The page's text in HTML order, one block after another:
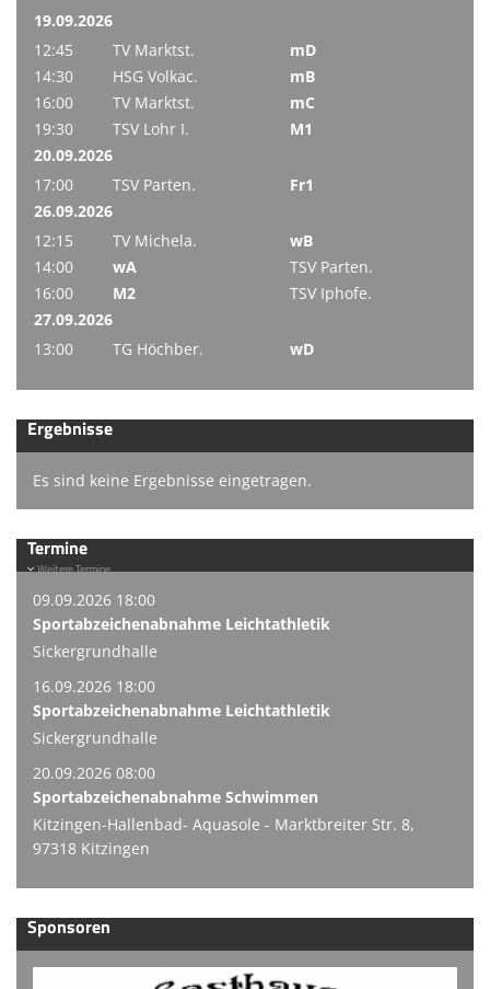
19.09.2026
12:45
TV Marktst.
mD
14:30
HSG Volkac.
mB
16:00
TV Marktst.
mC
19:30
TSV Lohr I.
M1
20.09.2026
17:00
TSV Parten.
Fr1
26.09.2026
12:15
TV Michela.
wB
14:00
wA
TSV Parten.
16:00
M2
TSV Iphofe.
27.09.2026
13:00
TG Höchber. wD
Ergebnisse
Es sind keine Ergebnisse eingetragen.
Termine
Weitere Termine
09.09.2026 18:00
Sportabzeichenabnahme Leichtathletik
Sickergrundhalle
16.09.2026 18:00
Sportabzeichenabnahme Leichtathletik
Sickergrundhalle
20.09.2026 08:00
Sportabzeichenabnahme Schwimmen
Kitzingen-Hallenbad- Aquasole - Marktbreiter Str. 8,
97318 Kitzingen
Sponsoren